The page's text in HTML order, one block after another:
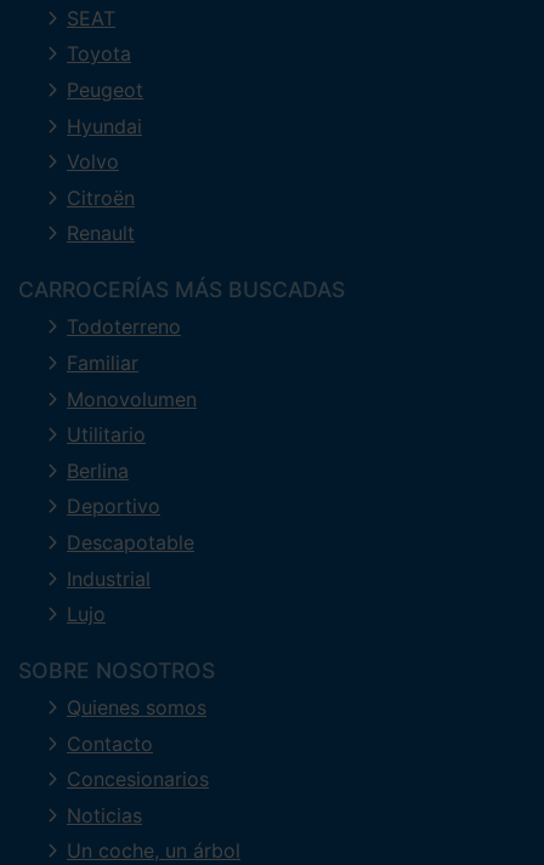
SEAT
Toyota
Peugeot
Hyundai
Volvo
Citroën
Renault
CARROCERÍAS MÁS BUSCADAS
Todoterreno
Familiar
Monovolumen
Utilitario
Berlina
Deportivo
Descapotable
Industrial
Lujo
SOBRE NOSOTROS
Quienes somos
Contacto
Concesionarios
Noticias
Un coche, un árbol